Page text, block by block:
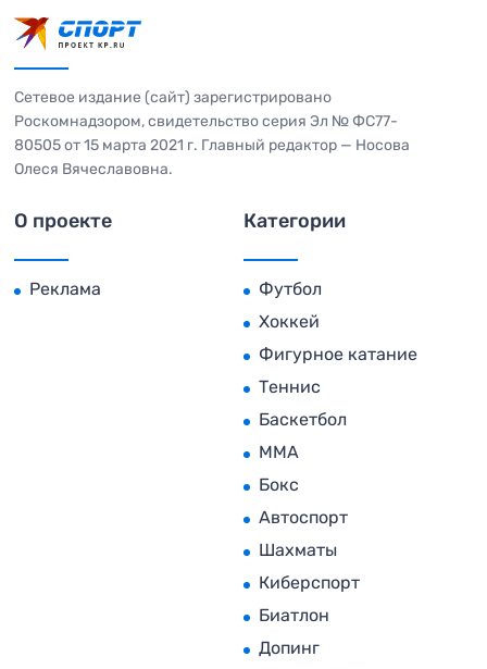
Сетевое издание (сайт) зарегистрировано
Роскомнадзором, свидетельство серия Эл № ФС77-
80505 от 15 марта 2021 г. Главный редактор — Носова
Олеся Вячеславовна.
О проекте
Реклама
Категории
Футбол
Хоккей
Фигурное катание
Теннис
Баскетбол
MMA
Бокс
Автоспорт
Шахматы
Киберспорт
Биатлон
Допинг